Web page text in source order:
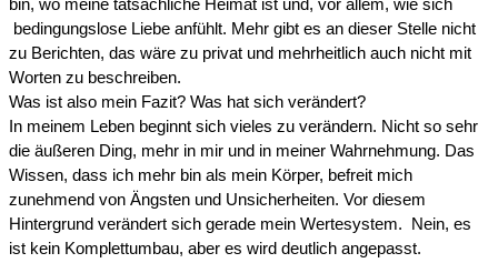
bin, wo meine tatsächliche Heimat ist und, vor allem, wie sich
bedingungslose Liebe anfühlt. Mehr gibt es an dieser Stelle nicht
zu Berichten, das wäre zu privat und mehrheitlich auch nicht mit
Worten zu beschreiben.
Was ist also mein Fazit? Was hat sich verändert?
In meinem Leben beginnt sich vieles zu verändern. Nicht so sehr
die äußeren Ding, mehr in mir und in meiner Wahrnehmung. Das
Wissen, dass ich mehr bin als mein Körper, befreit mich
zunehmend von Ängsten und Unsicherheiten. Vor diesem
Hintergrund verändert sich gerade mein Wertesystem. Nein, es
ist kein Komplettumbau, aber es wird deutlich angepasst.